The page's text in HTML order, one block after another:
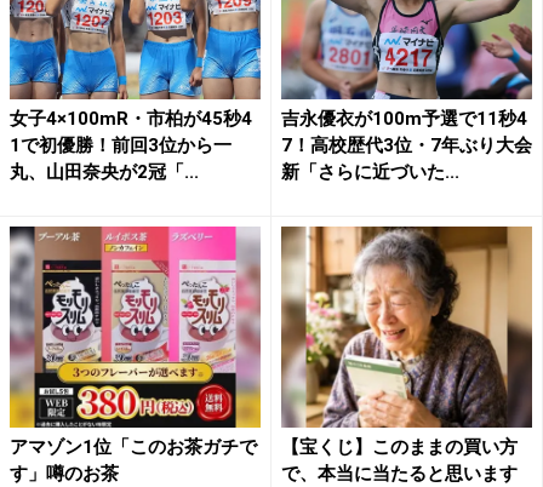
女子4×100mR・市柏が45秒4
1で初優勝！前回3位から一
丸、山田奈央が2冠「...
吉永優衣が100m予選で11秒4
7！高校歴代3位・7年ぶり大会
新「さらに近づいた...
アマゾン1位「このお茶ガチで
す」噂のお茶
【宝くじ】このままの買い方
で、本当に当たると思います